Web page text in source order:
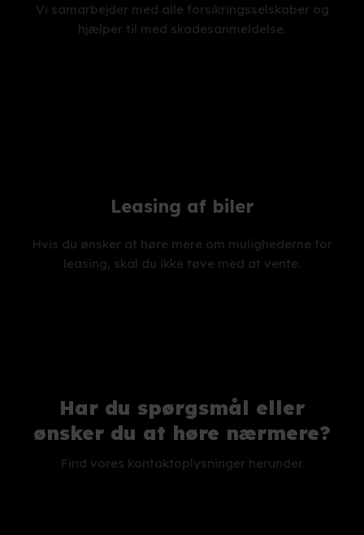
Vi samarbejder med alle forsikringsselskaber og
hjælper til med skadesanmeldelse.
Leasing af biler
Hvis du ønsker at høre mere om mulighederne for
leasing, skal du ikke tøve med at vente.
Har du spørgsmål eller
​ønsker du at høre nærmere?
Find vores kontaktoplysninger herunder.